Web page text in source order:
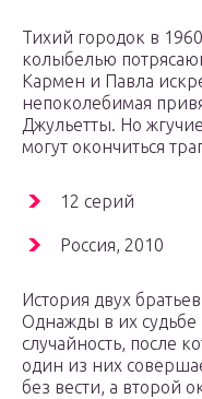
Тихий городок в
колыбелью
Кармен и Павла
непоколебимая
Джульетты. Но
могут окончиться
12 серий
Россия, 2010
История двух
Однажды в их судьбе
случайность, после
один из них
без вести, а второй